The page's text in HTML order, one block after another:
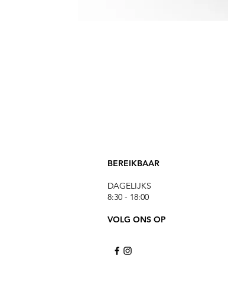
BEREIKBAAR
DAGELIJKS
8:30 - 18:00
VOLG ONS OP